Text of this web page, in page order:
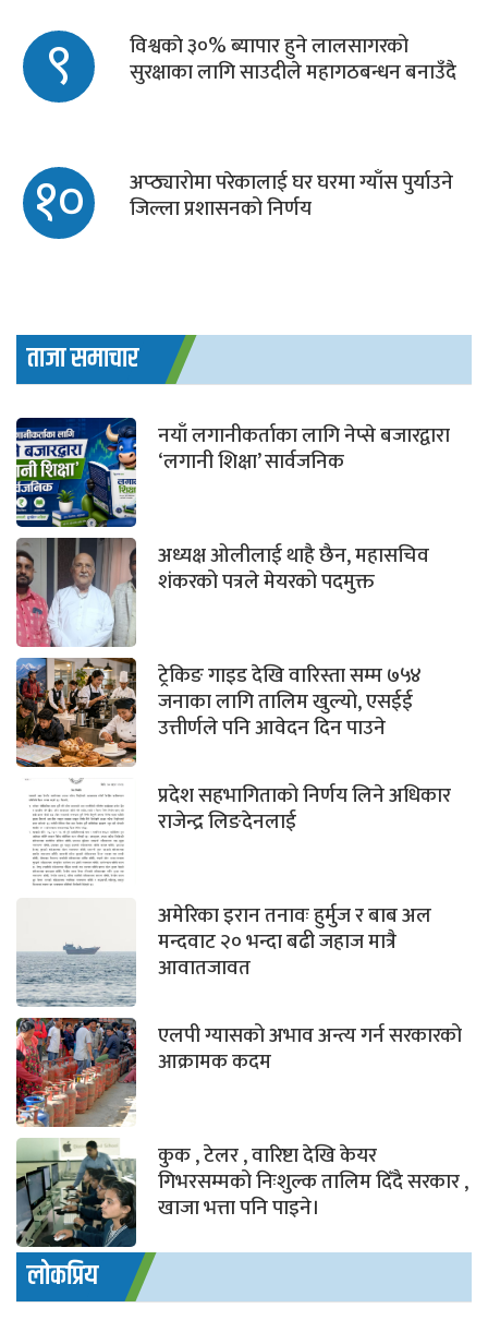
९ विश्वकाे ३०% ब्यापार हुने लालसागरको
सुरक्षाका लागि साउदीले महागठबन्धन बनाउँदै
१० अप्ठ्यारोमा परेकालाई घर घरमा ग्याँस पुर्याउने
जिल्ला प्रशासनको निर्णय
ताजा समाचार
नयाँ लगानीकर्ताका लागि नेप्से बजारद्वारा
‘लगानी शिक्षा’ सार्वजनिक
अध्यक्ष ओलीलाई थाहै छैन, महासचिव
शंकरको पत्रले मेयरको पदमुक्त
ट्रेकिङ गाइड देखि वारिस्ता सम्म ७५४
जनाका लागि तालिम खुल्यो, एसईई
उत्तीर्णले पनि आवेदन दिन पाउने
प्रदेश सहभागिताको निर्णय लिने अधिकार
राजेन्द्र लिङदेनलाई
अमेरिका इरान तनावः हुर्मुज र बाब अल
मन्दवाट २० भन्दा बढी जहाज मात्रै
आवातजावत
एलपी ग्यासको अभाव अन्त्य गर्न सरकारको
आक्रामक कदम
कुक , टेलर , वारिष्टा देखि केयर
गिभरसम्मको निःशुल्क तालिम दिँदै सरकार ,
खाजा भत्ता पनि पाइने।
लोकप्रिय